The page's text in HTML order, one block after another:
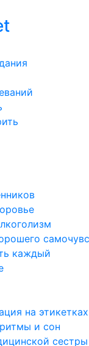
каждый
на этикетках
и сон
сестры